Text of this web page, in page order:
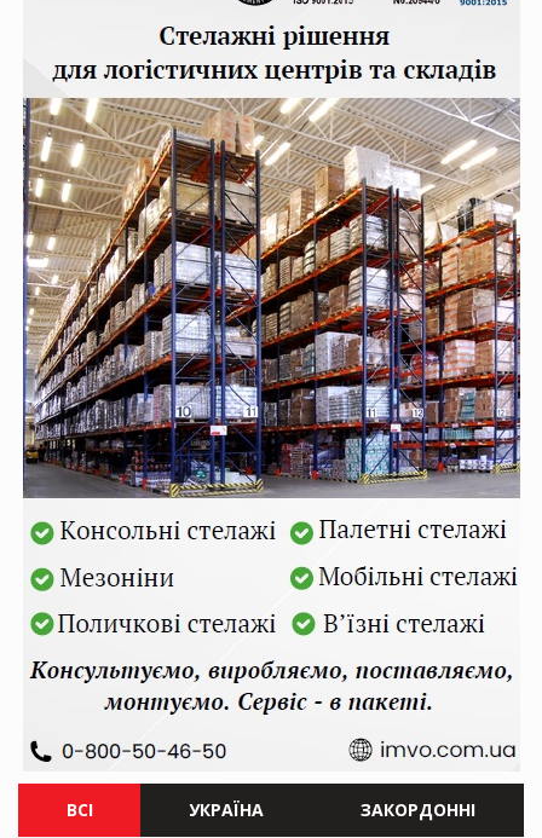
ВСІ УКРАЇНА ЗАКОРДОННІ